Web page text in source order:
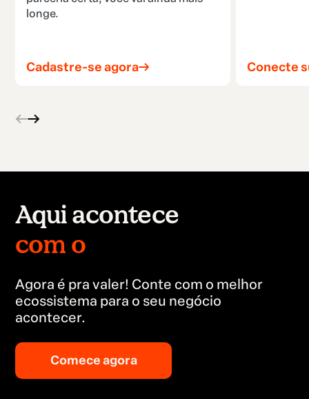
longe.
Cadastre-se agora Conecte
Aqui acontece
no mundo todo.
Agora é pra valer! Conte com o melhor
ecossistema para o seu negócio
acontecer.
Comece agora